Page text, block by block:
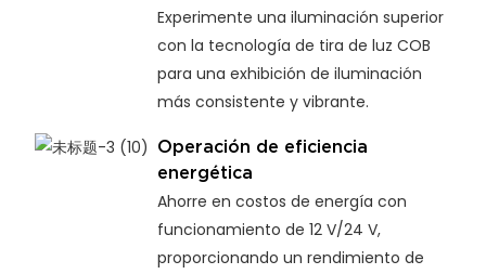
Experimente una iluminación superior
con la tecnología de tira de luz COB
para una exhibición de iluminación
más consistente y vibrante.
Operación de eficiencia
energética
Ahorre en costos de energía con
funcionamiento de 12 V/24 V,
proporcionando un rendimiento de